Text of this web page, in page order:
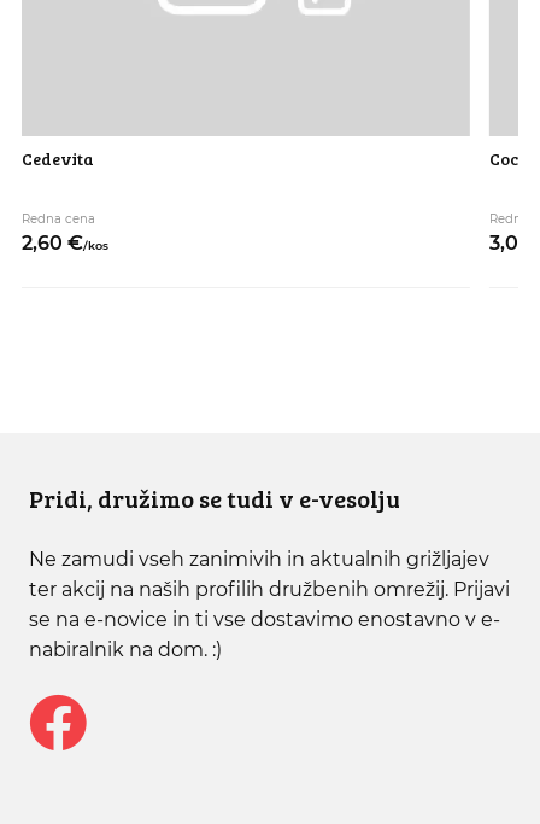
Cedevita
Redna cena
2,60 €/kos
Coca
Redna
3,00
Pridi, družimo se tudi v e-vesolju
Ne zamudi vseh zanimivih in aktualnih grižljajev
ter akcij na naših profilih družbenih omrežij. Prijavi
se na e-novice in ti vse dostavimo enostavno v e-
nabiralnik na dom. :)